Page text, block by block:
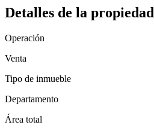
Detalles de la propiedad
Operación
Venta
Tipo de inmueble
Departamento
Área total